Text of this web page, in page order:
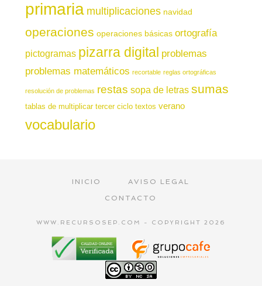
primaria multiplicaciones navidad
operaciones operaciones básicas ortografía
pictogramas pizarra digital problemas
problemas matemáticos recortable reglas ortográficas
resolución de problemas restas sopa de letras sumas
tablas de multiplicar tercer ciclo textos verano
vocabulario
INICIO
AVISO LEGAL
CONTACTO
WWW.RECURSOSEP.COM - COPYRIGHT 2026